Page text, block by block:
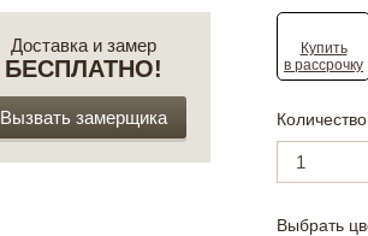
Купить
в рассрочку
Выбрать
Доставка и замер
БЕСПЛАТНО!
Вызвать замерщика